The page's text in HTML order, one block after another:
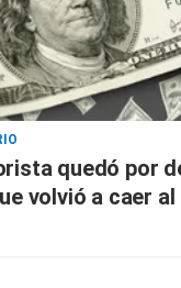
quedó por
volvió a caer